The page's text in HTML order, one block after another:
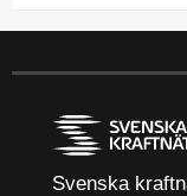
Svenska